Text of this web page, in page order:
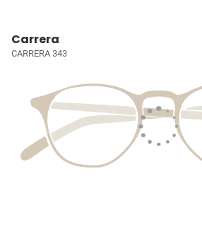
Carrera
CARRERA 343